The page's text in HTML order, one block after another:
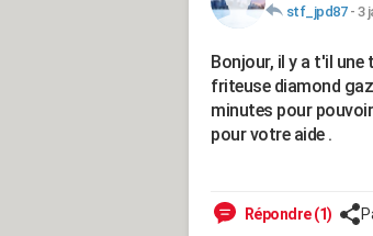
stf_jpd87- 3
Bonjour, il y a t'il une
friteuse diamond
minutes pour
pour votre aide .
Répondre (1)